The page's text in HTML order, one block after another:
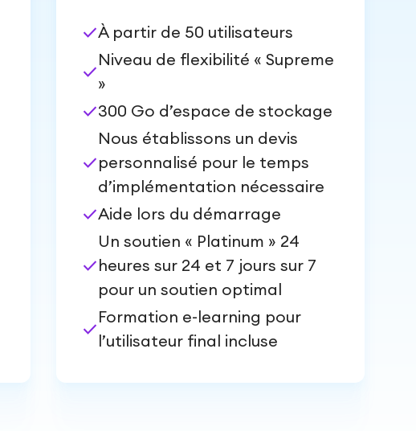
checkÀ partir de 50 utilisateurs
check
Niveau de flexibilité « Supreme
»
check300 Go d’espace de stockage
check
Nous établissons un devis
personnalisé pour le temps
d’implémentation nécessaire
checkAide lors du démarrage
check
Un soutien « Platinum » 24
heures sur 24 et 7 jours sur 7
pour un soutien optimal
check
Formation e-learning pour
l’utilisateur final incluse